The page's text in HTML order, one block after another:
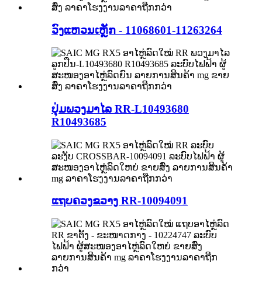
ວົງແຫວນເຫຼັກ - 11068601-11263264
ປຸ່ມພວງມາໄລ RR-L10493680
R10493685
ແຖບຄວງຂວາງ RR-10094091